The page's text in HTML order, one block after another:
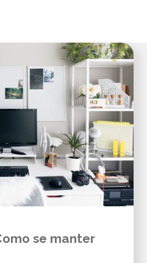
se manter